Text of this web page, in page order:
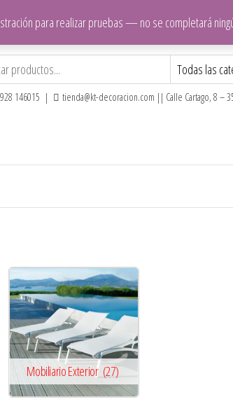
146015 | tienda@kt-decoracion.com || Calle Cartago, 8 –
Mobiliario Exterior (27)
para realizar pruebas — no se completará